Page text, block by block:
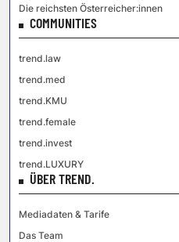
der Transportlogistik
Die reichsten Österreicher:innen
COMMUNITIES
trend.law
trend.med
trend.KMU
trend.female
trend.invest
trend.LUXURY
ÜBER TREND.
Mediadaten & Tarife
Das Team